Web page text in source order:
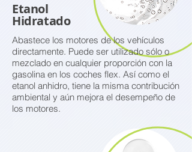
Etanol
Hidratado
Abastece los motores de los vehículos
directamente. Puede ser utilizado sólo o
mezclado en cualquier proporción con la
gasolina en los coches flex. Así como el
etanol anhidro, tiene la misma contribución
ambiental y aún mejora el desempeño de
los motores.